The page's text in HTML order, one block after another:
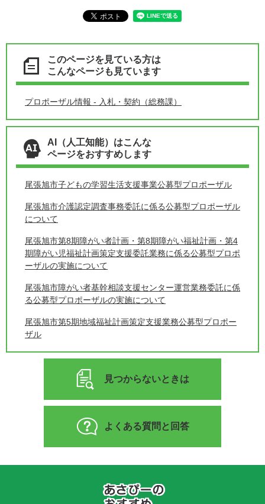
このページを見ている方は
こんなページも見ています
プロポーザル情報 - 入札・契約（総務課）
AI（人工知能）はこんな
ページをおすすめします
尾張旭市子どもの学習生活支援事業公募型プロポーザル
尾張旭市介護認定調査事務委託に係る公募型プロポーザル
について
尾張旭市第8期障がい者計画・第8期障がい福祉計画・第4
期障がい児福祉計画策定支援委託業務に係る公募型プロポ
ーザルの実施について
尾張旭市障がい者基幹相談支援センター運営業務委託に係
る公募型プロポーザルの実施について
尾張旭市第5期地域福祉計画策定支援業務公募型プロポー
ザル
見つからないときは
よくある質問と回答